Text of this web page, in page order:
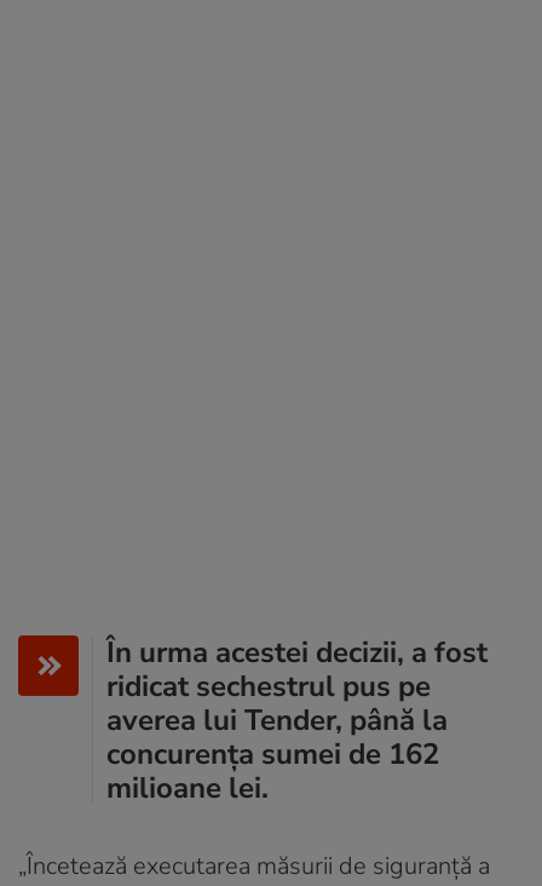
În urma acestei decizii, a fost
ridicat sechestrul pus pe
averea lui Tender, până la
concurenţa sumei de 162
milioane lei.
„Încetează executarea măsurii de siguranţă a